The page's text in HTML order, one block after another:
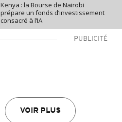
Kenya : la Bourse de Nairobi
prépare un fonds d’investissement
consacré à l’IA
PUBLICITÉ
VOIR PLUS